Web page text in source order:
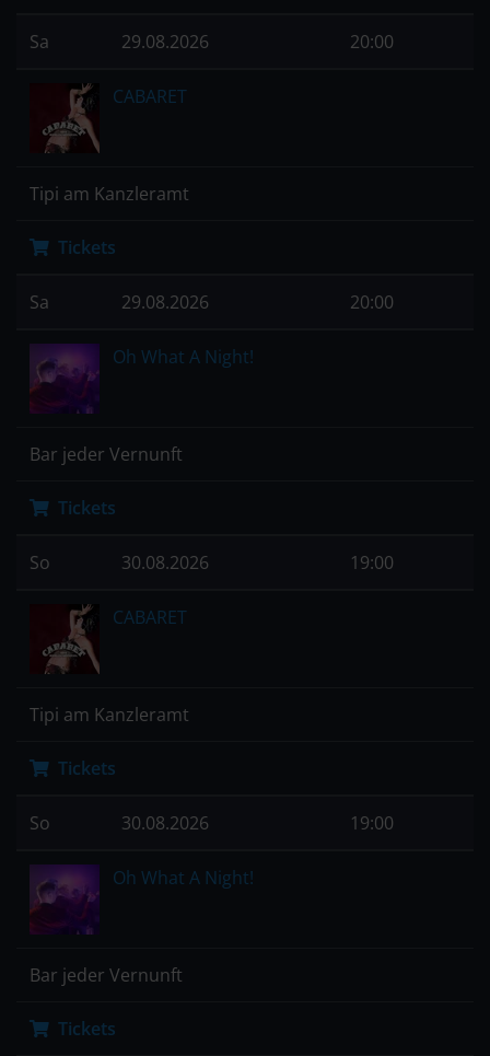
Sa 29.08.2026 20:00
CABARET
Tipi am Kanzleramt
Tickets
Sa 29.08.2026 20:00
Oh What A Night!
Bar jeder Vernunft
Tickets
So 30.08.2026 19:00
CABARET
Tipi am Kanzleramt
Tickets
So 30.08.2026 19:00
Oh What A Night!
Bar jeder Vernunft
Tickets